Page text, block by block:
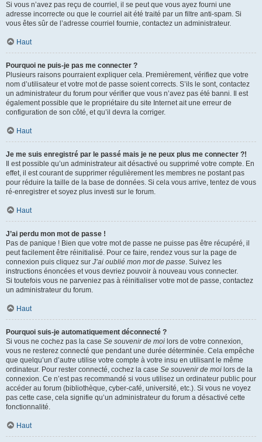
Si vous n’avez pas reçu de courriel, il se peut que vous ayez fourni une
adresse incorrecte ou que le courriel ait été traité par un filtre anti-spam. Si
vous êtes sûr de l’adresse courriel fournie, contactez un administrateur.
Haut
Pourquoi ne puis-je pas me connecter ?
Plusieurs raisons pourraient expliquer cela. Premièrement, vérifiez que votre
nom d’utilisateur et votre mot de passe soient corrects. S’ils le sont, contactez
un administrateur du forum pour vérifier que vous n’avez pas été banni. Il est
également possible que le propriétaire du site Internet ait une erreur de
configuration de son côté, et qu’il devra la corriger.
Haut
Je me suis enregistré par le passé mais je ne peux plus me connecter ?!
Il est possible qu’un administrateur ait désactivé ou supprimé votre compte. En
effet, il est courant de supprimer régulièrement les membres ne postant pas
pour réduire la taille de la base de données. Si cela vous arrive, tentez de vous
ré-enregistrer et soyez plus investi sur le forum.
Haut
J’ai perdu mon mot de passe !
Pas de panique ! Bien que votre mot de passe ne puisse pas être récupéré, il
peut facilement être réinitialisé. Pour ce faire, rendez vous sur la page de
connexion puis cliquez sur J’ai oublié mon mot de passe. Suivez les
instructions énoncées et vous devriez pouvoir à nouveau vous connecter.
Si toutefois vous ne parveniez pas à réinitialiser votre mot de passe, contactez
un administrateur du forum.
Haut
Pourquoi suis-je automatiquement déconnecté ?
Si vous ne cochez pas la case Se souvenir de moi lors de votre connexion,
vous ne resterez connecté que pendant une durée déterminée. Cela empêche
que quelqu’un d’autre utilise votre compte à votre insu en utilisant le même
ordinateur. Pour rester connecté, cochez la case Se souvenir de moi lors de la
connexion. Ce n’est pas recommandé si vous utilisez un ordinateur public pour
accéder au forum (bibliothèque, cyber-café, université, etc.). Si vous ne voyez
pas cette case, cela signifie qu’un administrateur du forum a désactivé cette
fonctionnalité.
Haut